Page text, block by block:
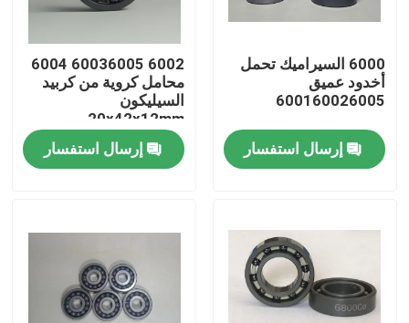
منزل
عرض الواقع الافتراضي
معلومات عنا
6000 السيراميك تحمل
أخدود عميق
600160026005
إرسال استفسار
6002 60036005 6004
محامل كروية من كربيد
السيليكون
20x42x12mm
إرسال استفسار